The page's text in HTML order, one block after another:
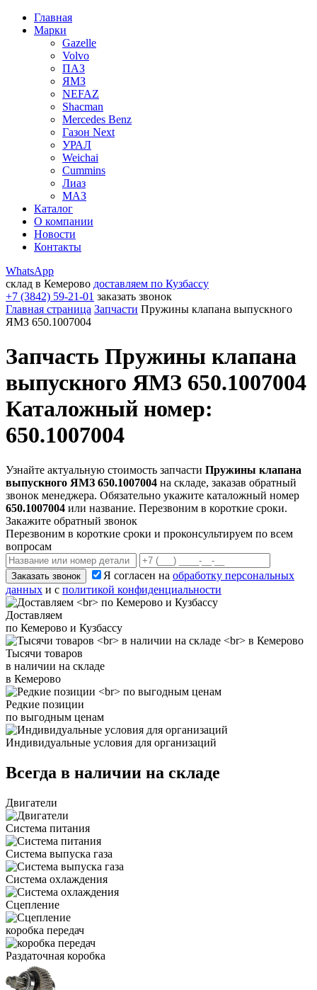
Главная
Марки
Gazelle
Volvo
ПАЗ
ЯМЗ
NEFAZ
Shacman
Mercedes Benz
Газон Next
УРАЛ
Weichai
Cummins
Лиаз
МАЗ
Каталог
О компании
Новости
Контакты
WhatsApp
склад в Кемерово доставляем по Кузбассу
+7 (3842) 59-21-01 заказать звонок
Главная страница Запчасти Пружины клапана выпускного
ЯМЗ 650.1007004
Запчасть Пружины клапана
выпускного ЯМЗ 650.1007004
Каталожный номер:
650.1007004
Узнайте актуальную стоимость запчасти Пружины клапана
выпускного ЯМЗ 650.1007004 на складе, заказав обратный
звонок менеджера. Обязательно укажите каталожный номер
650.1007004 или название. Перезвоним в короткие сроки.
Закажите обратный звонок
Перезвоним в короткие сроки и проконсультируем по всем
вопросам
Заказать звонок Я согласен на обработку персональных
данных и с политикой конфиденциальности
Доставляем
по Кемерово и Кузбассу
Тысячи товаров
в наличии на складе
в Кемерово
Редкие позиции
по выгодным ценам
Индивидуальные условия для организаций
Всегда в наличии на складе
Двигатели
Система питания
Система выпуска газа
Система охлаждения
Сцепление
коробка передач
Раздаточная коробка